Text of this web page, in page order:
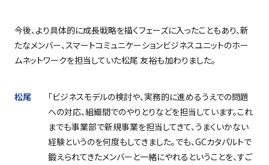
今後、より具体的に成長戦略を描くフェーズに入ったこともあり、新
たなメンバー、スマートコミュニケーションビジネスユニットのホー
ムネットワークを担当していた松尾 友裕も加わりました。
松尾
「ビジネスモデルの検討や、実務的に進めるうえでの問題
への対応、組織間でのやりとりなどを担当しています。これ
までも事業部で新規事業を担当してきて、うまくいかない
経験というのを何度もしてきました。でも、GCカタパルトで
鍛えられてきたメンバーと一緒にやれるということを、すご